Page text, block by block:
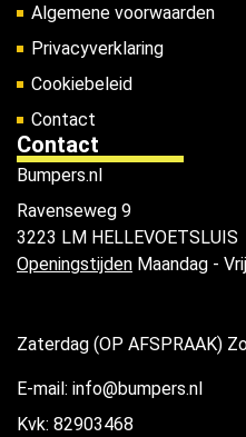
Algemene voorwaarden
Privacyverklaring
Cookiebeleid
Contact
Contact
Bumpers.nl
Ravenseweg 9
3223 LM HELLEVOETSLUIS
Openingstijden Maandag -
Zaterdag (OP AFSPRAAK)
E-mail: info@bumpers.nl
Kvk: 82903468